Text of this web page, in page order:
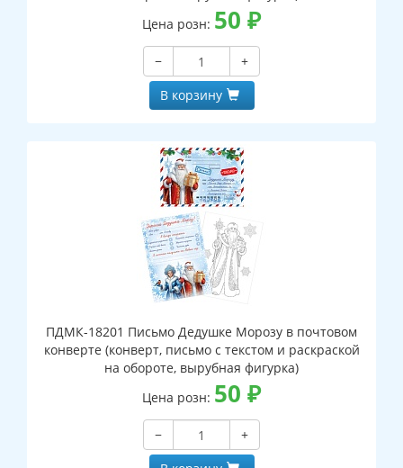
Цена розн: 50 ₽
−
+
В корзину
ПДМК-18201 Письмо Дедушке Морозу в почтовом
конверте (конверт, письмо с текстом и раскраской
на обороте, вырубная фигурка)
Цена розн: 50 ₽
−
+